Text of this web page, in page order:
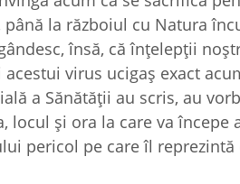
la războiul cu Natura
însă, că înţelepţii
virus ucigaş exact
a Sănătăţii au scris, au
locul şi ora la care va începe
pericol pe care îl reprezintă